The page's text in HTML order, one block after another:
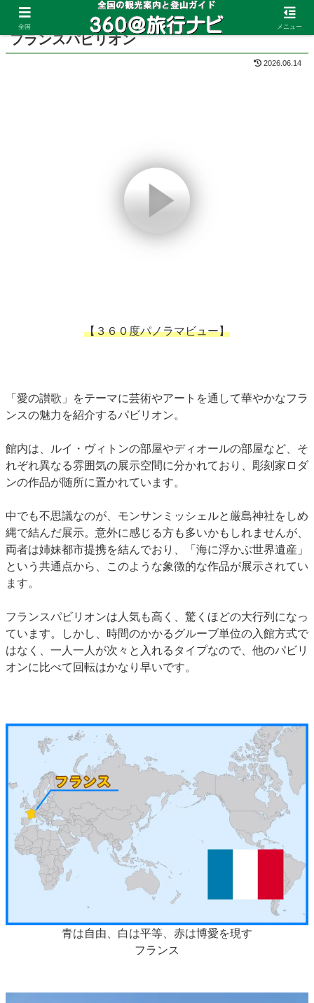
ホーム 大阪府 大阪・関西万博 海外パビリオン
フランスパビリオン
2026.06.14
【３６０度パノラマビュー】
「愛の讃歌」をテーマに芸術やアートを通して華やかなフラ
ンスの魅力を紹介するパビリオン。
館内は、ルイ・ヴィトンの部屋やディオールの部屋など、そ
れぞれ異なる雰囲気の展示空間に分かれており、彫刻家ロダ
ンの作品が随所に置かれています。
中でも不思議なのが、モンサンミッシェルと厳島神社をしめ
縄で結んだ展示。意外に感じる方も多いかもしれませんが、
両者は姉妹都市提携を結んでおり、「海に浮かぶ世界遺産」
という共通点から、このような象徴的な作品が展示されてい
ます。
フランスパビリオンは人気も高く、驚くほどの大行列になっ
ています。しかし、時間のかかるグルーブ単位の入館方式で
はなく、一人一人が次々と入れるタイプなので、他のパビリ
オンに比べて回転はかなり早いです。
青は自由、白は平等、赤は博愛を現す
フランス
全国 メニュー